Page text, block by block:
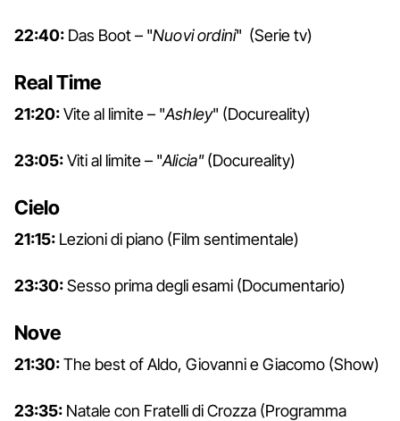
22:40: Das Boot – "Nuovi ordini" (Serie tv)
Real Time
21:20:Vite al limite – "Ashley" (Docureality)
23:05:Viti al limite – "Alicia"(Docureality)
Cielo
21:15: Lezioni di piano (Film sentimentale)
23:30:Sesso prima degli esami (Documentario)
Nove
21:30:The best of Aldo, Giovanni e Giacomo (Show)
23:35: Natale con Fratelli di Crozza (Programma